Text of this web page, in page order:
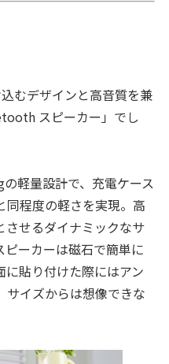
むデザインと高音質を兼
スピーカー」でし
軽量設計で、充電ケース
同程度の軽さを実現。高
させるダイナミックなサ
ピーカーは磁石で簡単に
貼り付けた際にはアン
サイズからは想像できな